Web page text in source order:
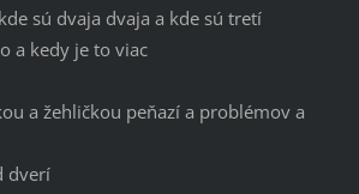
sú dvaja dvaja a kde sú tretí
a kedy je to viac
a žehličkou peňazí a problémov a
dverí